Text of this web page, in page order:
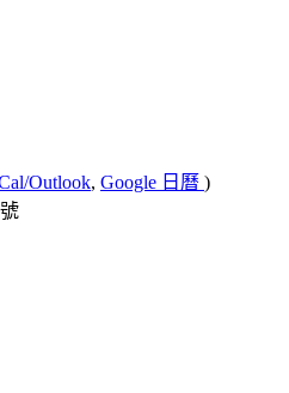
Outlook, Google 日曆 )